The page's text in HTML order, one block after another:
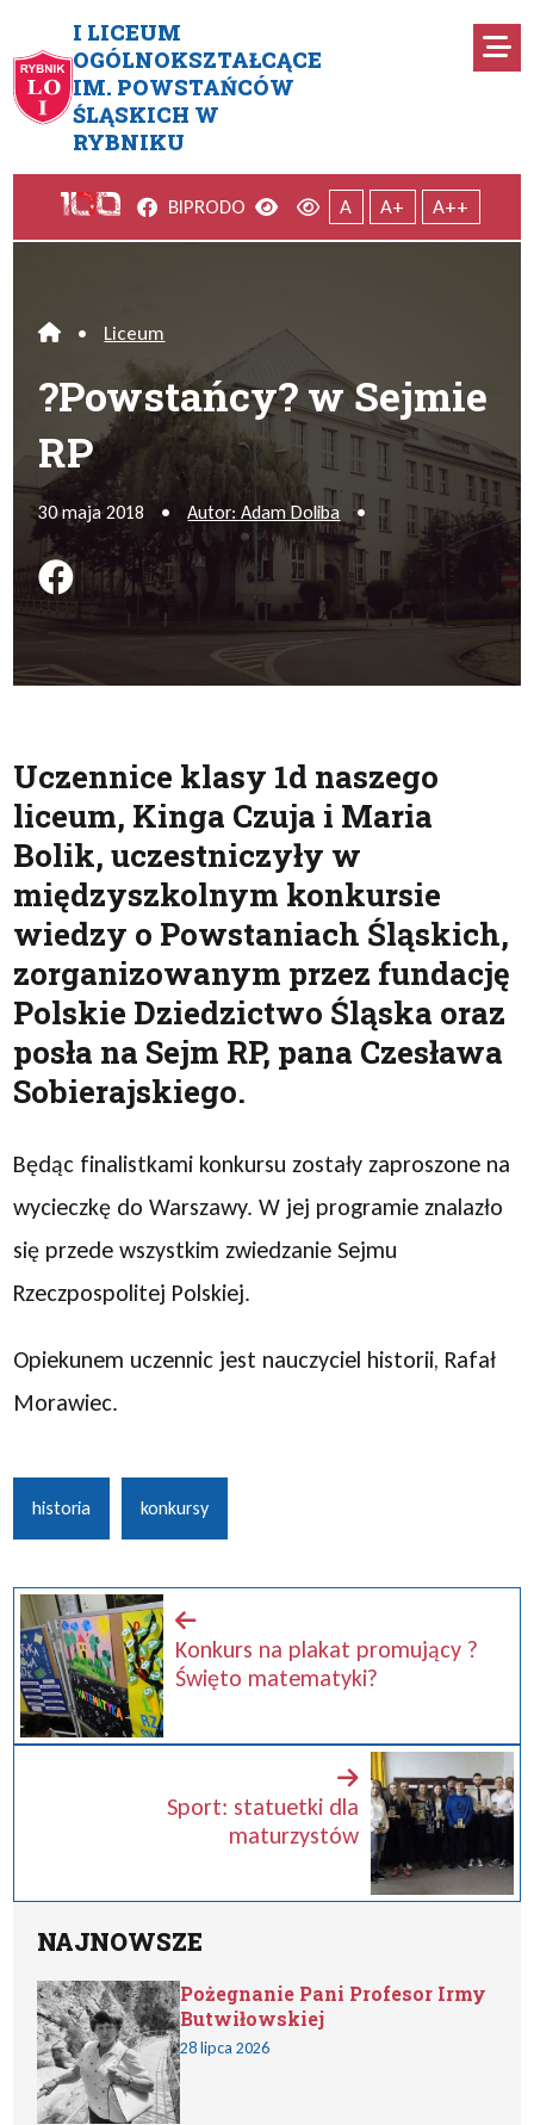
I LICEUM
OGÓLNOKSZTAŁCĄCE
IM. POWSTAŃCÓW
ŚLĄSKICH W
RYBNIKU
?Powstańcy? w Sejmie RP
Facebook
BIPRODO Wersja kontrastowa
Wersja domyślna
A A+ A++
Home
• Liceum
?Powstańcy? w Sejmie
RP
30 maja 2018 • Autor: Adam Doliba •
Podziel się na FB
Uczennice klasy 1d naszego
liceum, Kinga Czuja i Maria
Bolik, uczestniczyły w
międzyszkolnym konkursie
wiedzy o Powstaniach Śląskich,
zorganizowanym przez fundację
Polskie Dziedzictwo Śląska oraz
posła na Sejm RP, pana Czesława
Sobierajskiego.
Będąc finalistkami konkursu zostały zaproszone na
wycieczkę do Warszawy. W jej programie znalazło
się przede wszystkim zwiedzanie Sejmu
Rzeczpospolitej Polskiej.
Opiekunem uczennic jest nauczyciel historii, Rafał
Morawiec.
historia konkursy
Konkurs na plakat promujący ?
Święto matematyki?
Sport: statuetki dla
maturzystów
NAJNOWSZE
Pożegnanie Pani Profesor Irmy
Butwiłowskiej
28 lipca 2026